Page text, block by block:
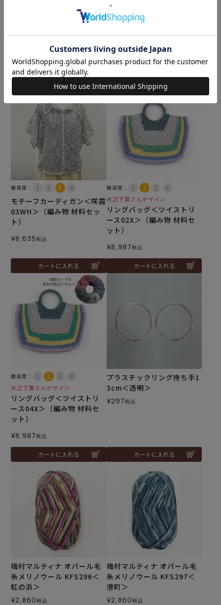
モチーフカーディガン＜咲霞
¥8,635税込
カートに入れる
難易度：
モチーフカーディガン＜咲霞
¥8,635税込
カートに入れる
難易度：
モチーフカーディガン＜咲霞
03WH＞（編み物 材料セッ
ト）
¥8,635税込
カートに入れる
難易度：
木之下薫さんデザイン
リングバッグ＜ツイストリ
ース02X＞（編み物 材料セ
ット）
¥8,987税込
カートに入れる
難易度：
木之下薫さんデザイン
リングバッグ＜ツイストリ
ース04X＞（編み物 材料セ
ット）
¥8,987税込
カートに入れる
プラスチックリング持ち手1
3cm＜透明＞
¥297税込
カートに入れる
梅村マルティナ オパール毛
糸メリノウール KFS296＜
虹の浜＞
¥2,860税込
梅村マルティナ オパール毛
糸メリノウール KFS297＜
港町＞
¥2,860税込